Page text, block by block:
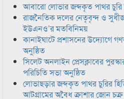
আবারো লোভার জব্দকৃত পাথর চুরি
রাজনৈতিক দলের নেতৃবৃন্দ ও
ইউএনও’র মতবিনিময়
কানাইঘাটে প্রশাসনের উদ্যোগে
অনুষ্ঠিত
সিলেট অনলাইন প্রেসক্লাবের
পরিচিতি সভা অনুষ্ঠিত
লোভাছড়ার জব্দকৃত পাথর চুরির
আটগ্রামের অবৈধ ক্রাশার জোন চক্র